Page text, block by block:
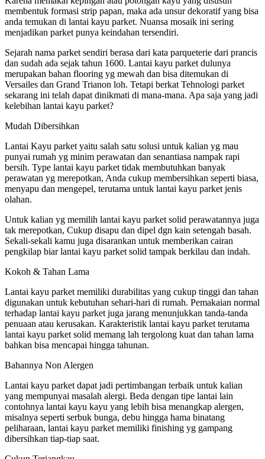
membentuk formasi strip papan, maka ada unsur dekoratif yang bisa
anda temukan di lantai kayu parket. Nuansa mosaik ini sering
menjadikan parket punya keindahan tersendiri.
Sejarah nama parket sendiri berasa dari kata parqueterie dari prancis
dan sudah ada sejak tahun 1600. Lantai kayu parket dulunya
merupakan bahan flooring yg mewah dan bisa ditemukan di
Versailes dan Grand Trianon loh. Tetapi berkat Tehnologi parket
sekarang ini telah dapat dinikmati di mana-mana. Apa saja yang jadi
kelebihan lantai kayu parket?
Mudah Dibersihkan
Lantai Kayu parket yaitu salah satu solusi untuk kalian yg mau
punyai rumah yg minim perawatan dan senantiasa nampak rapi
bersih. Type lantai kayu parket tidak membutuhkan banyak
perawatan yg merepotkan, Anda cukup membersihkan seperti biasa,
menyapu dan mengepel, terutama untuk lantai kayu parket jenis
olahan.
Untuk kalian yg memilih lantai kayu parket solid perawatannya juga
tak merepotkan, Cukup disapu dan dipel dgn kain setengah basah.
Sekali-sekali kamu juga disarankan untuk memberikan cairan
pengkilap biar lantai kayu parket solid tampak berkilau dan indah.
Kokoh & Tahan Lama
Lantai kayu parket memiliki durabilitas yang cukup tinggi dan tahan
digunakan untuk kebutuhan sehari-hari di rumah. Pemakaian normal
terhadap lantai kayu parket juga jarang menunjukkan tanda-tanda
penuaan atau kerusakan. Karakteristik lantai kayu parket terutama
lantai kayu parket solid memang lah tergolong kuat dan tahan lama
bahkan bisa mencapai hingga tahunan.
Bahannya Non Alergen
Lantai kayu parket dapat jadi pertimbangan terbaik untuk kalian
yang mempunyai masalah alergi. Beda dengan tipe lantai lain
contohnya lantai kayu kayu yang lebih bisa menangkap alergen,
misalnya seperti serbuk bunga, debu hingga hama binatang
peliharaan, lantai kayu parket memiliki finishing yg gampang
dibersihkan tiap-tiap saat.